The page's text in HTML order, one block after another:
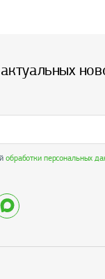
обработки персональных